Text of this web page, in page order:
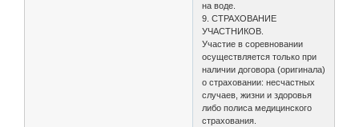
на воде.
9. СТРАХОВАНИЕ
УЧАСТНИКОВ.
Участие в соревновании
осуществляется только при
наличии договора (оригинала)
о страховании: несчастных
случаев, жизни и здоровья
либо полиса медицинского
страхования.